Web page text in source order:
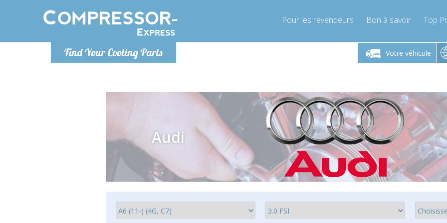
Find Your Cooling Parts
Pour les revendeurs Bon à savoir Top
Votre véhicule
Lundi-Vendredi 9h-17h Lundi-Vendredi 9h-17h
info@compressor-express.fr
Lundi-
Audi